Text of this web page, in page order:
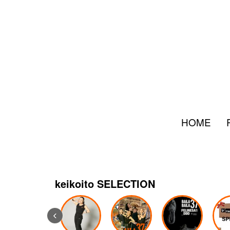
HOME
keikoito SELECTION
‹